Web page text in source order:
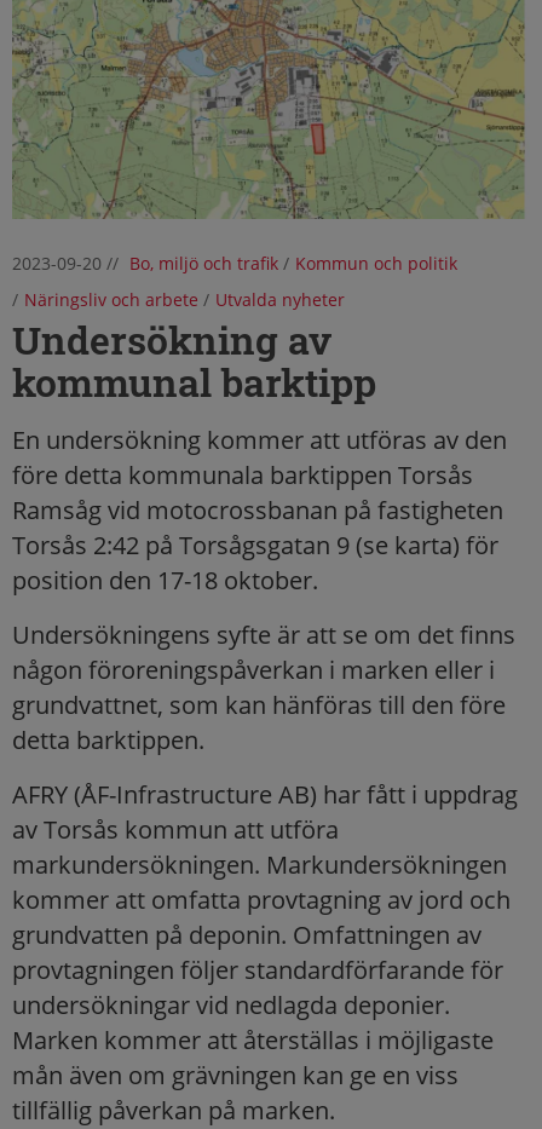
2023-09-20 // Bo, miljö och trafik/ Kommun och politik
/ Näringsliv och arbete / Utvalda nyheter
Undersökning av
kommunal barktipp
En undersökning kommer att utföras av den
före detta kommunala barktippen Torsås
Ramsåg vid motocrossbanan på fastigheten
Torsås 2:42 på Torsågsgatan 9 (se karta) för
position den 17-18 oktober.
Undersökningens syfte är att se om det finns
någon förorenings­påverkan i marken eller i
grundvattnet, som kan hänföras till den före
detta barktippen.
AFRY (ÅF-Infrastructure AB) har fått i uppdrag
av Torsås kommun att utföra
markundersökningen. Markundersökningen
kommer att omfatta provtagning av jord och
grundvatten på deponin. Omfattningen av
provtagningen följer standardförfarande för
undersökningar vid nedlagda deponier.
Marken kommer att återställas i möjligaste
mån även om grävningen kan ge en viss
tillfällig påverkan på marken.